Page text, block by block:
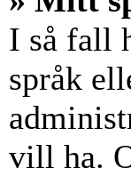
I så fall
språk
vill ha.